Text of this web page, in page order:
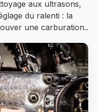
aux ultrasons,
du ralenti : la
une carburation..